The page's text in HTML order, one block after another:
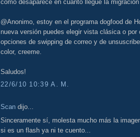
como desaparece en cuanto llegue la migración
@Anonimo, estoy en el programa dogfood de
nueva versión puedes elegir vista clásica o por
opciones de swipping de correo y de
color, creeme.
Saludos!
22/6/10 10:39 A. M.
Scan dijo...
Sinceramente sí, molesta mucho más la
si es un flash ya ni te cuento...